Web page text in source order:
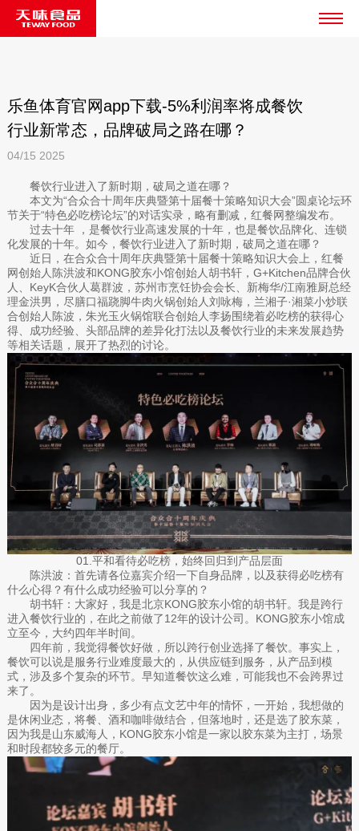
乐鱼体育官网app下载-5%利润率将成餐饮
行业新常态，品牌破局之路在哪？
04/15 2025
餐饮行业进入了新时期，破局之道在哪？
本文为“合众合十周年庆典暨第十届餐十策略知识大会”圆桌论坛环
节关于“特色必吃榜论坛”的对话实录，略有删减，红餐网整编发布。
过去十年 ，是餐饮行业高速发展的十年，也是餐饮品牌化、连锁
化发展的十年。如今，餐饮行业进入了新时期，破局之道在哪？
近日，在合众合十周年庆典暨第十届餐十策略知识大会上，红餐
网创始人陈洪波和KONG胶东小馆创始人胡书轩，G+Kitchen品牌合伙
人、KeyK合伙人葛群波，苏州市烹饪协会会长、新梅华/江南雅厨总经
理金洪男，尽膳口福跷脚牛肉火锅创始人刘咏梅，兰湘子·湘菜小炒联
合创始人陈波，朱光玉火锅馆联合创始人李扬围绕着必吃榜的获得心
得、成功经验、头部品牌的差异化打法以及餐饮行业的未来发展趋势
等相关话题，展开了热烈的讨论。
01.平和看待必吃榜，始终回归到产品层面
陈洪波：首先请各位嘉宾介绍一下自身品牌，以及获得必吃榜有
什么心得？有什么成功经验可以分享的？
胡书轩：大家好，我是北京KONG胶东小馆的胡书轩。我是跨行
进入餐饮行业的，在此之前做了12年的设计公司。KONG胶东小馆成
立至今，大约四年半时间。
四年前，我觉得餐饮好做，所以跨行创业选择了餐饮。事实上，
餐饮可以说是服务行业难度最大的，从供应链到服务，从产品到模
式，涉及多个复杂的环节。早知道餐饮这么难，可能我也不会跨界过
来了。
因为是设计出身，多少有点文艺中年的情怀，一开始，我想做的
是休闲业态，将餐、酒和咖啡做结合，但落地时，还是选了胶东菜，
因为我是山东威海人，KONG胶东小馆是一家以胶东菜为主打，场景
和时段都较多元的餐厅。